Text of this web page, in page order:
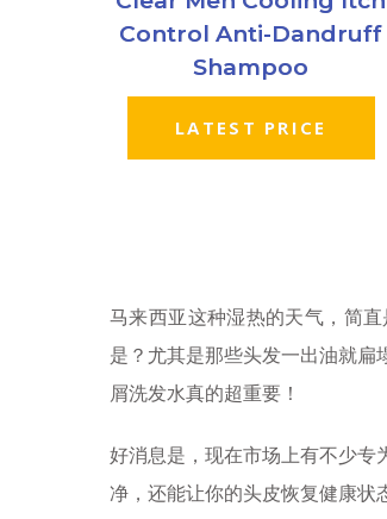
Control Anti-Dandruff
Shampoo
LATEST PRICE
马来西亚这种湿热的天气，简
是？尤其是那些头发一出油就
屑洗发水真的超重要！
好消息是，现在市场上有不少专
净，还能让你的头皮恢复健康状